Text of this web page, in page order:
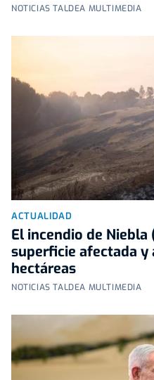
NOTICIAS TALDEA MULTIMEDIA
ACTUALIDAD
El incendio de
superficie afectada y
hectáreas
NOTICIAS TALDEA MULTIMEDIA